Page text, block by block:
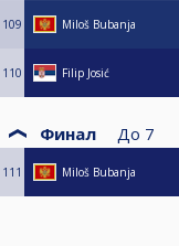
109 Miloš Bubanja
110 Filip Josić
Финал До 7
111 Miloš Bubanja